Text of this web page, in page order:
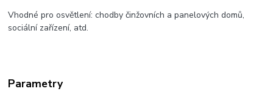
Vhodné pro osvětlení: chodby činžovních a panelových domů,
sociální zařízení, atd.
Parametry